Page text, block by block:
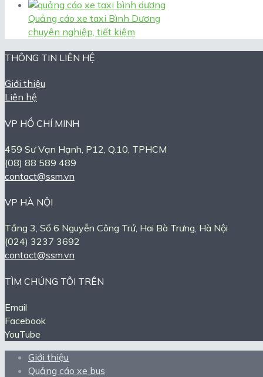
Quảng cáo xe taxi Bình Dương
chuyên nghiệp, tiết kiệm
THÔNG TIN LIÊN HỆ
Giới thiệu
Liên hệ
VP HỒ CHÍ MINH
459 Sư Vạn Hạnh, P12, Q.10, TPHCM
(08) 88 589 489
contact@ssm.vn
VP HÀ NỘI
Tầng 3, Số 6 Nguyễn Công Trứ, Hai Bà Trưng, Hà Nội
(024) 3237 3692
contact@ssm.vn
TÌM CHÚNG TÔI TRÊN
Email
Facebook
YouTube
Giới thiệu
Quảng cáo xe bus